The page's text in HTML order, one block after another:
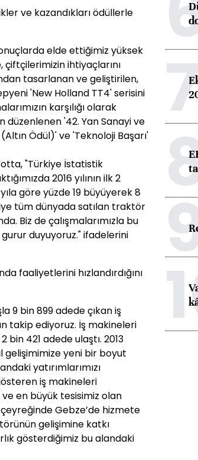
ve kazandıkları ödüllerle
elde ettiğimiz yüksek
çiftçilerimizin ihtiyaçlarını
tasarlanan ve geliştirilen,
'New Holland TT4' serisini
karşılığı olarak
'42. Yan Sanayi ve
Ödül)' ve 'Teknoloji Başarı'
"Türkiye İstatistik
2016 yılının ilk 2
göre yüzde 19 büyüyerek 8
tüm dünyada satılan traktör
Biz de çalışmalarımızla bu
duyuyoruz." ifadelerini
faaliyetlerini hızlandırdığını
9 bin 899 adede çıkan iş
takip ediyoruz. İş makineleri
bin 421 adede ulaştı. 2013
gelişimimize yeni bir boyut
yatırımlarımızı
iş makineleri
en büyük tesisimiz olan
Gebze’de hizmete
gelişimine katkı
gösterdiğimiz bu alandaki